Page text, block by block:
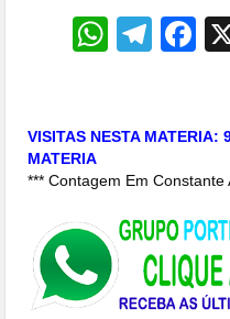
VISITAS NESTA MATERIA:
MATERIA
*** Contagem Em Constante